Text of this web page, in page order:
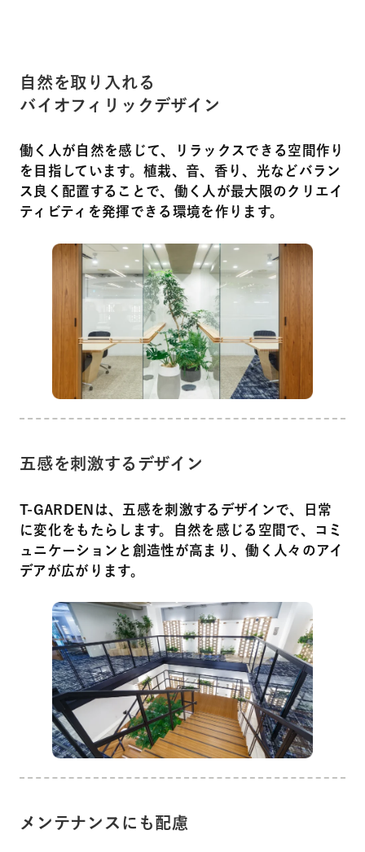
自然を取り入れる
バイオフィリックデザイン
働く人が自然を感じて、リラックスできる空間作り
を目指しています。植栽、音、香り、光などバラン
ス良く配置することで、働く人が最大限のクリエイ
ティビティを発揮できる環境を作ります。
五感を刺激するデザイン
T-GARDENは、五感を刺激するデザインで、日常
に変化をもたらします。自然を感じる空間で、コミ
ュニケーションと創造性が高まり、働く人々のアイ
デアが広がります。
メンテナンスにも配慮